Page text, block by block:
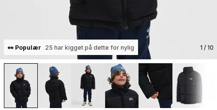
👀 Populær 25 har kigget på dette for nylig 1 / 10